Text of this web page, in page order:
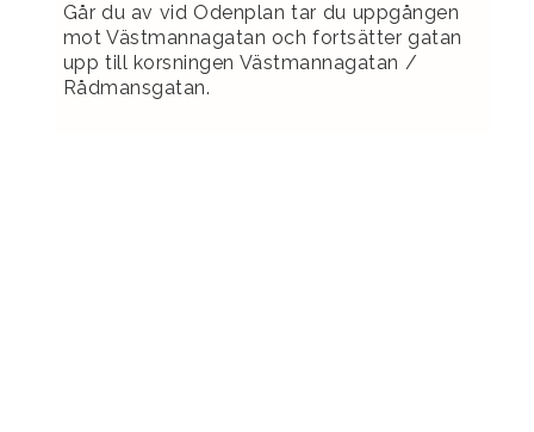
Går du av vid Odenplan tar du uppgången
mot Västmannagatan och fortsätter gatan
upp till korsningen Västmannagatan /
Rådmansgatan.